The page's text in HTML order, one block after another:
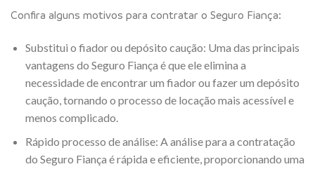
Confira alguns motivos para contratar o Seguro Fiança:
Substitui o fiador ou depósito caução: Uma das principais
vantagens do Seguro Fiança é que ele elimina a
necessidade de encontrar um fiador ou fazer um depósito
caução, tornando o processo de locação mais acessível e
menos complicado.
Rápido processo de análise: A análise para a contratação
do Seguro Fiança é rápida e eficiente, proporcionando uma